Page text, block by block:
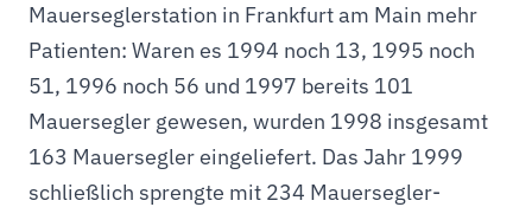
Mauerseglerstation in Frankfurt am Main mehr
Patienten: Waren es 1994 noch 13, 1995 noch
51, 1996 noch 56 und 1997 bereits 101
Mauersegler gewesen, wurden 1998 insgesamt
163 Mauersegler eingeliefert. Das Jahr 1999
schließlich sprengte mit 234 Mauersegler-